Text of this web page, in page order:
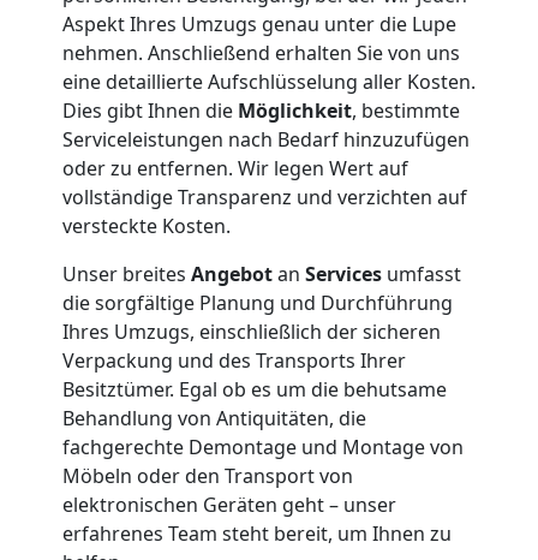
Aspekt Ihres Umzugs genau unter die Lupe
nehmen. Anschließend erhalten Sie von uns
eine detaillierte Aufschlüsselung aller Kosten.
Dies gibt Ihnen die Möglichkeit, bestimmte
Serviceleistungen nach Bedarf hinzuzufügen
oder zu entfernen. Wir legen Wert auf
vollständige Transparenz und verzichten auf
versteckte Kosten.
Unser breites Angebotan Services umfasst
die sorgfältige Planung und Durchführung
Ihres Umzugs, einschließlich der sicheren
Verpackung und des Transports Ihrer
Besitztümer. Egal ob es um die behutsame
Behandlung von Antiquitäten, die
fachgerechte Demontage und Montage von
Möbeln oder den Transport von
elektronischen Geräten geht – unser
erfahrenes Team steht bereit, um Ihnen zu
International
Beiladung
National
Beiladung
International
Internationaler
Umzug